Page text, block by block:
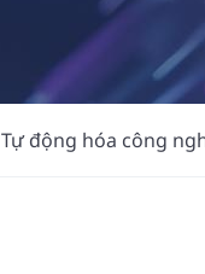
Tự động hóa công